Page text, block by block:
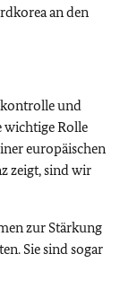
an den
und
wichtige Rolle
europäischen
zeigt, sind wir
zur Stärkung
Sie sind sogar